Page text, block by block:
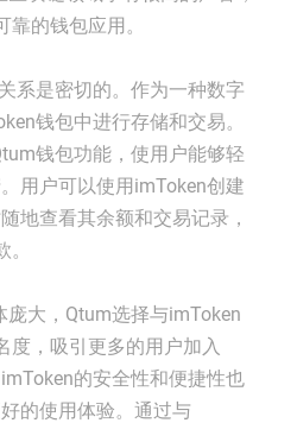
的钱包应用。
系是密切的。作为一种数字
钱包中进行存储和交易。
钱包功能，使用户能够轻
用户可以使用imToken创建
地查看其余额和交易记录，
大，Qtum选择与imToken
度，吸引更多的用户加入
的安全性和便捷性也
的使用体验。通过与